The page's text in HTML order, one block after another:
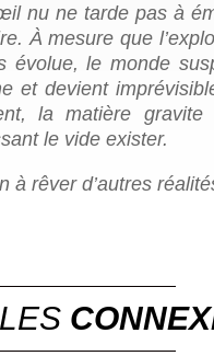
nu ne tarde pas à
À mesure que
évolue, le monde
et devient
la matière
le vide exister.
à rêver d’autres